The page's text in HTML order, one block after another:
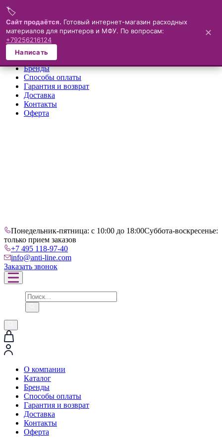
Меню
×
О компании
Каталог
Бренды
Способы оплаты
Гарантия и возврат
Доставка
Контакты
Оферта
Понедельник-пятница: с 10:00 до 18:00Суббота-воскресенье:
только прием заказов
+7 495 118-97-40
info@anti-line.com
Заказать звонок
О компании
Каталог
Бренды
Способы оплаты
Гарантия и возврат
Доставка
Контакты
Оферта
🏷️
Сайт продаётся. Готовый интернет-магазин расходных
материалов для принтеров и МФУ. По вопросам:
+79256216124
Написать
✕